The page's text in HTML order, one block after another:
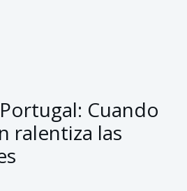
Cuando
ralentiza las